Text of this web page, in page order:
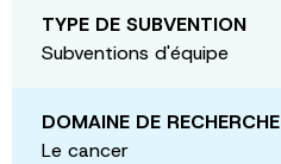
TYPE DE SUBVENTION
Subventions d'équipe
DOMAINE DE RECHERCHE
Le cancer